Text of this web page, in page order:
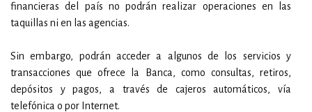
financieras del país no podrán realizar operaciones en las
taquillas ni en las agencias.
Sin embargo, podrán acceder a algunos de los servicios y
transacciones que ofrece la Banca, como consultas, retiros,
depósitos y pagos, a través de cajeros automáticos, vía
telefónica o por Internet.